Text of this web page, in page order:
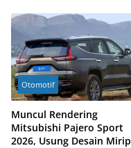
Otomotif
Muncul Rendering
Mitsubishi Pajero Sport
2026, Usung Desain Mirip